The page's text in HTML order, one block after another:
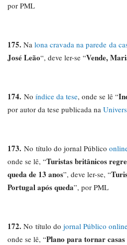
por PML
175. Na lona cravada na parede da
José Leão“, deve ler-se “Vende,
174. No índice da tese, onde se lê “
por autor da tese publicada na
173. No título do jornal Público
onde se lê, “Turistas britânicos
queda de 13 anos”, deve ler-se, “
Portugal após queda”, por PML
172. No título do jornal Público
onde se lê, “Plano para tornar casas